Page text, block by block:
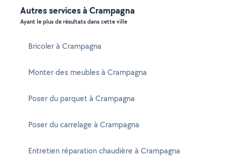
Autres services à Crampagna
Ayant le plus de résultats dans cette ville
Bricoler à Crampagna
Monter des meubles à Crampagna
Poser du parquet à Crampagna
Poser du carrelage à Crampagna
Entretien réparation chaudière à Crampagna